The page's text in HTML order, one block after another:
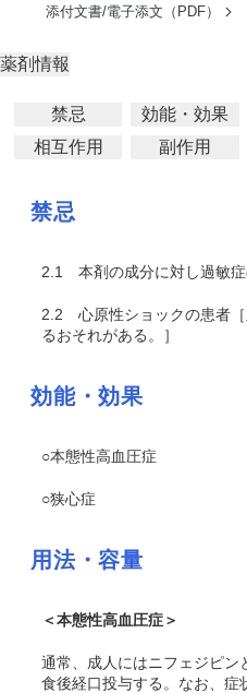
添付文書/電子添文（PDF）
薬剤情報
禁忌 効能・効果
相互作用
副作用
禁忌
2.1 本剤の成分に対し過敏
2.2 心原性ショックの患者
るおそれがある。］
効能・効果
○本態性高血圧症
○狭心症
用法・容量
＜本態性高血圧症＞
通常、成人にはニフェジピン
食後経口投与する。なお、症